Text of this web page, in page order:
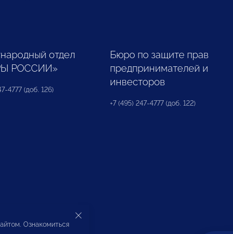
отдел
РОССИИ»
4777 (доб. 126)
Бюро по защите прав
предпринимателей и
инвесторов
+7 (495) 247-4777 (доб. 122)
Ознакомиться